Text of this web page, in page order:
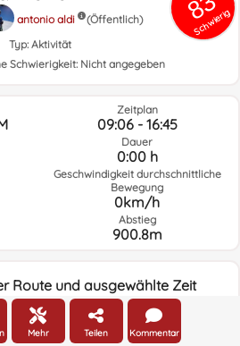
Schwierig
antonio aldi
(Öffentlich)
Typ: Aktivität
Schwierigkeit: Nicht angegeben
Zeitplan
09:06 - 16:45
Dauer
0:00 h
Geschwindigkeit durchschnittliche
Bewegung
0km/h
Abstieg
900.8m
Route und ausgewählte Zeit
08:00
Mehr Teilen Kommentar